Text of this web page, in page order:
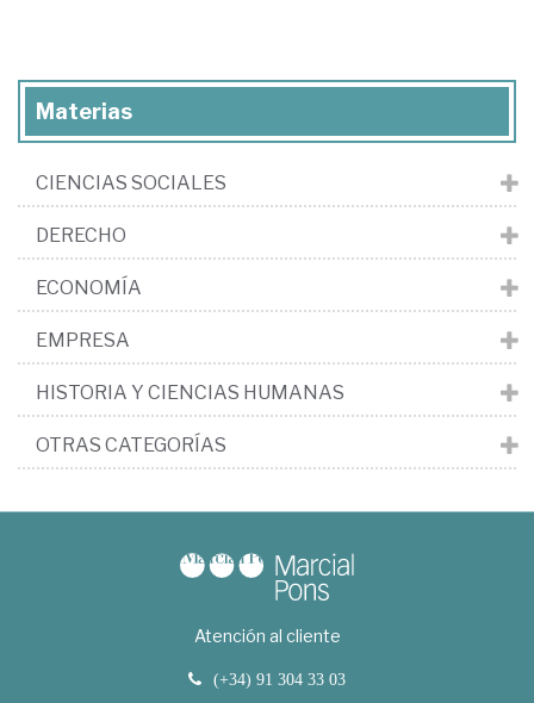
Materias
CIENCIAS SOCIALES
DERECHO
ECONOMÍA
EMPRESA
HISTORIA Y CIENCIAS HUMANAS
OTRAS CATEGORÍAS
Atención al cliente
(+34) 91 304 33 03